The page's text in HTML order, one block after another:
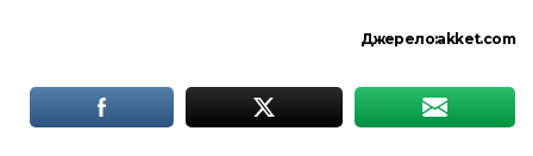
Джерело:akket.com